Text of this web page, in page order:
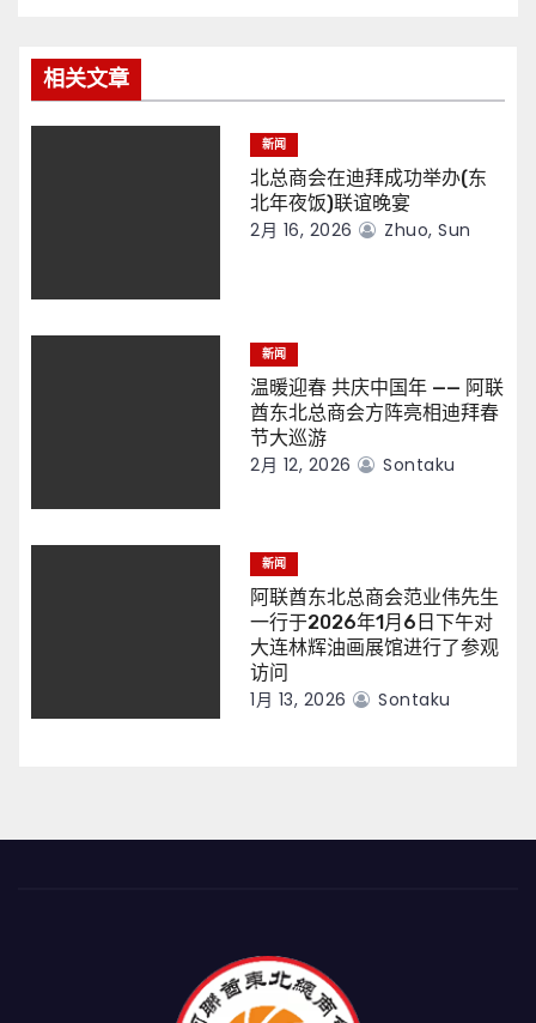
相关文章
新闻
北总商会在迪拜成功举办(东
北年夜饭)联谊晚宴
2月 16, 2026 Zhuo, Sun
新闻
温暖迎春 共庆中国年 —— 阿联
酋东北总商会方阵亮相迪拜春
节大巡游
2月 12, 2026 Sontaku
新闻
阿联酋东北总商会范业伟先生
一行于2026年1月6日下午对
大连林辉油画展馆进行了参观
访问
1月 13, 2026 Sontaku